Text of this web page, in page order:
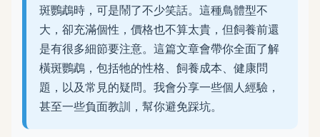
斑鸚鵡時，可是鬧了不少笑話。這種鳥體型不
大，卻充滿個性，價格也不算太貴，但飼養前還
是有很多細節要注意。這篇文章會帶你全面了解
橫斑鸚鵡，包括牠的性格、飼養成本、健康問
題，以及常見的疑問。我會分享一些個人經驗，
甚至一些負面教訓，幫你避免踩坑。